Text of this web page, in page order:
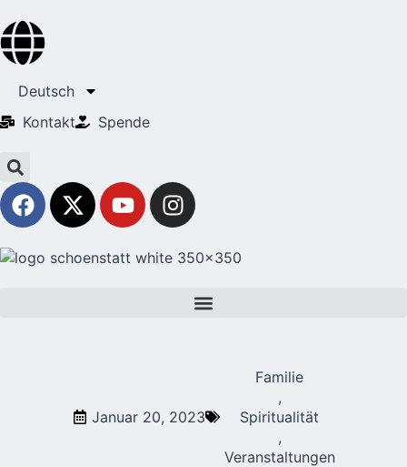
Deutsch
Kontakt
Spende
Januar 20, 2023
Familie
,
Spiritualität
,
Veranstaltungen